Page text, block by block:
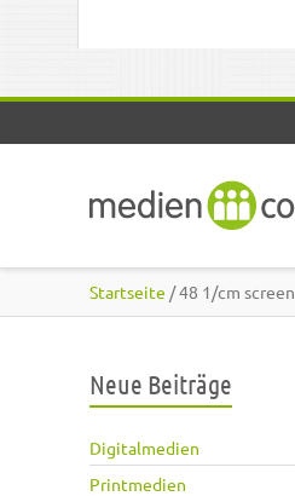
Startseite / 48 1/cm screen
Neue Beiträge
Digitalmedien
Printmedien